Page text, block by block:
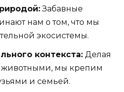
Забавные
нам о том, что мы
экосистемы.
контекста: Делая
животными, мы крепим
и семьей.